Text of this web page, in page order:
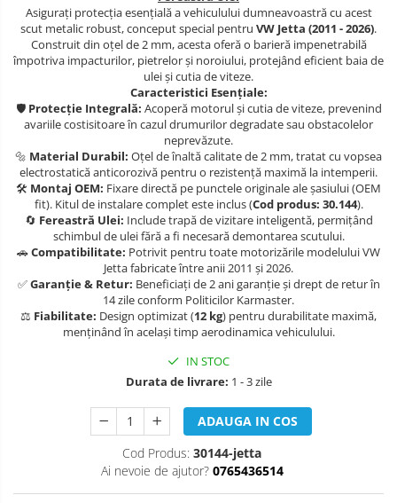
Carlige Isuzu
Carlige Iveco
Carlige Jaecoo 5
Carlige Jaecoo E5
Carlige Jeep
Carlige Kia
Carlige Kia EV4
Carlige Lada
Carlige Mazda
Covorase auto Suzuki
Covorase auto Toyota
Covorase auto Volvo
Scut motor Lancia
Scut motor Land-Rover
Scut motor Leapmotor
Scut motor Lexus
Scut motor MAN
Scut motor Maxus
Scut motor Mazda
Scut motor Mercedes
Scut motor MG
Scut motor Mini
Scut motor Opel
Scut motor Peugeot
Scut motor Porsche
Asigurați protecția esențială a vehiculului dumneavoastră cu acest
scut metalic robust, conceput special pentru VW Jetta (2011 - 2026).
Construit din oțel de 2 mm, acesta oferă o barieră impenetrabilă
împotriva impacturilor, pietrelor și noroiului, protejând eficient baia de
ulei și cutia de viteze.
Caracteristici Esențiale:
🛡️ Protecție Integrală: Acoperă motorul și cutia de viteze, prevenind
avariile costisitoare în cazul drumurilor degradate sau obstacolelor
neprevăzute.
🔩 Material Durabil: Oțel de înaltă calitate de 2 mm, tratat cu vopsea
electrostatică anticorozivă pentru o rezistență maximă la intemperii.
🛠️ Montaj OEM: Fixare directă pe punctele originale ale șasiului (OEM
fit). Kitul de instalare complet este inclus (Cod produs: 30.144).
🔄 Fereastră Ulei: Include trapă de vizitare inteligentă, permițând
schimbul de ulei fără a fi necesară demontarea scutului.
🚗Compatibilitate: Potrivit pentru toate motorizările modelului VW
Jetta fabricate între anii 2011 și 2026.
✅Garanție & Retur: Beneficiați de 2 ani garanție și drept de retur în
14 zile conform Politicilor Karmaster.
⚖️ Fiabilitate: Design optimizat (12 kg) pentru durabilitate maximă,
menținând în același timp aerodinamica vehiculului.
IN STOC
Durata de livrare: 1 - 3 zile
ADAUGA IN COS
Cod Produs: 30144-jetta
Ai nevoie de ajutor? 0765436514